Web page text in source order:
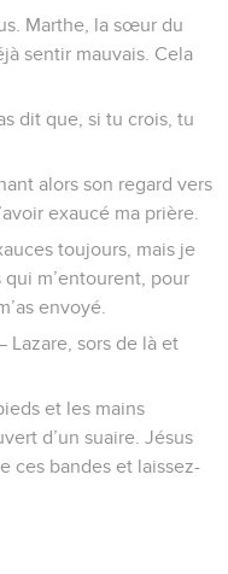
Marthe, la sœur du
sentir mauvais. Cela
dit que, si tu crois, tu
alors son regard vers
exaucé ma prière.
toujours, mais je
qui m’entourent, pour
envoyé.
Lazare, sors de là et
et les mains
d’un suaire. Jésus
ces bandes et laissez-